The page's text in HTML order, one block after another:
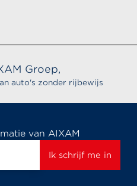
Groep,
auto's zonder rijbewijs
van AIXAM